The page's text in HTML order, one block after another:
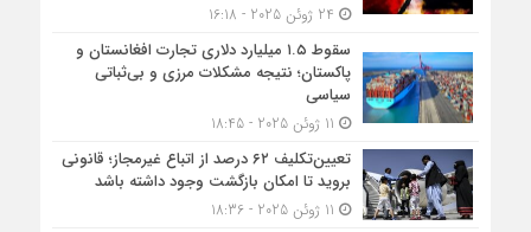
سقوط ۱.۵ میلیارد دلاری تجارت افغانستان و
پاکستان؛ نتیجه مشکلات مرزی و بی‌ثباتی
سیاسی
تعیین‌تکلیف ۶۲ درصد از اتباع غیرمجاز؛ قانونی
بروید تا امکان بازگشت وجود داشته باشد